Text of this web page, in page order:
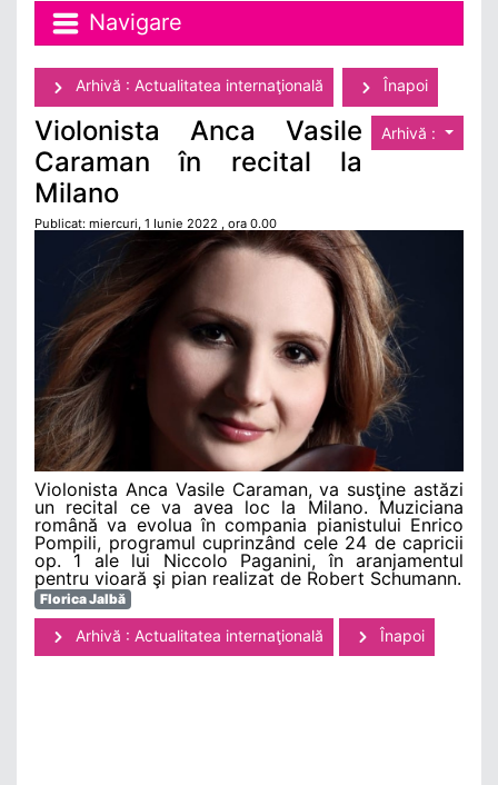
Navigare
Arhivă : Actualitatea internaţională Înapoi
Arhivă :
Violonista Anca Vasile
Caraman în recital la
Milano
Publicat: miercuri, 1 Iunie 2022 , ora 0.00
Violonista Anca Vasile Caraman, va susţine astăzi
un recital ce va avea loc la Milano. Muziciana
română va evolua în compania pianistului Enrico
Pompili, programul cuprinzând cele 24 de capricii
op. 1 ale lui Niccolo Paganini, în aranjamentul
pentru vioară şi pian realizat de Robert Schumann.
Florica Jalbă
Arhivă : Actualitatea internaţională Înapoi